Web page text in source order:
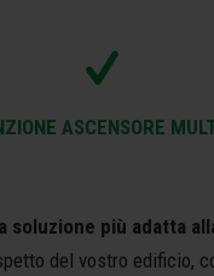
ASCENSORE
più adatta
del vostro edificio,